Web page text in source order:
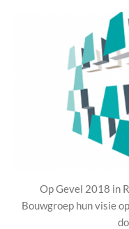
Op Gevel 2018 in
Bouwgroep hun visie